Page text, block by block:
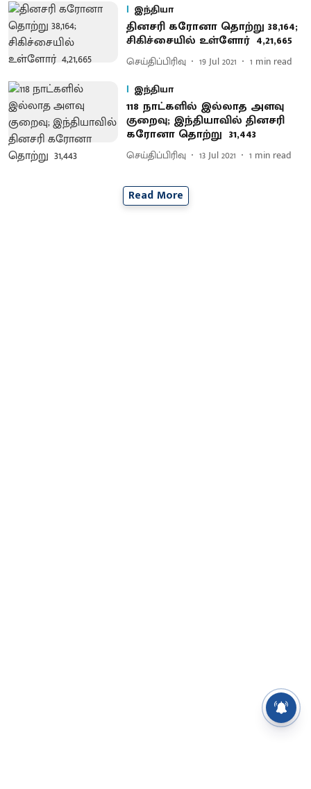
இந்தியா
தினசரி கரோனா தொற்று 38,164;
சிகிச்சையில் உள்ளோர் 4,21,665
செய்திப்பிரிவு 19 Jul 2021 1 min read
இந்தியா
118 நாட்களில் இல்லாத அளவு
குறைவு; இந்தியாவில் தினசரி
கரோனா தொற்று 31,443
செய்திப்பிரிவு 13 Jul 2021 1 min read
Read More